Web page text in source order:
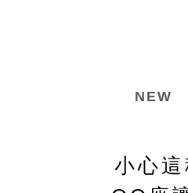
NEW
小心